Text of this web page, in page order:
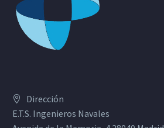
Dirección
E.T.S. Ingenieros Navales